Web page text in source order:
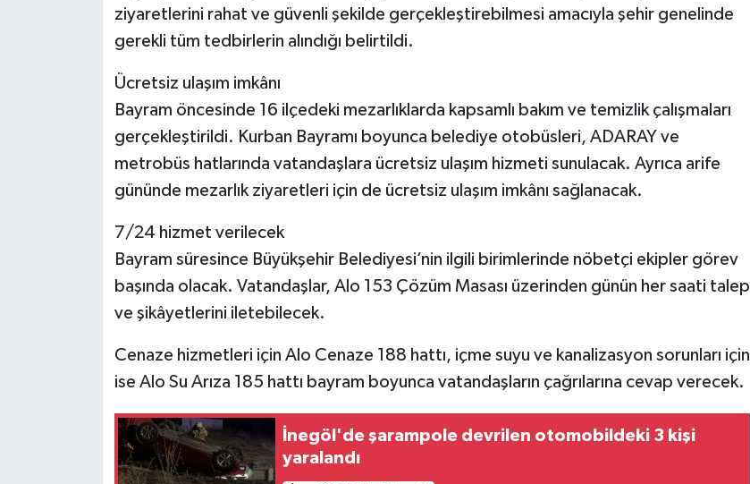
ziyaretlerini rahat ve güvenli şekilde gerçekleştirebilmesi amacıyla şehir genelinde
gerekli tüm tedbirlerin alındığı belirtildi.
Ücretsiz ulaşım imkânı
Bayram öncesinde 16 ilçedeki mezarlıklarda kapsamlı bakım ve temizlik çalışmaları
gerçekleştirildi. Kurban Bayramı boyunca belediye otobüsleri, ADARAY ve
metrobüs hatlarında vatandaşlara ücretsiz ulaşım hizmeti sunulacak. Ayrıca arife
gününde mezarlık ziyaretleri için de ücretsiz ulaşım imkânı sağlanacak.
7/24 hizmet verilecek
Bayram süresince Büyükşehir Belediyesi’nin ilgili birimlerinde nöbetçi ekipler görev
başında olacak. Vatandaşlar, Alo 153 Çözüm Masası üzerinden günün her saati talep
ve şikâyetlerini iletebilecek.
Cenaze hizmetleri için Alo Cenaze 188 hattı, içme suyu ve kanalizasyon sorunları için
ise Alo Su Arıza 185 hattı bayram boyunca vatandaşların çağrılarına cevap verecek.
İnegöl'de şarampole devrilen otomobildeki 3 kişi
yaralandı